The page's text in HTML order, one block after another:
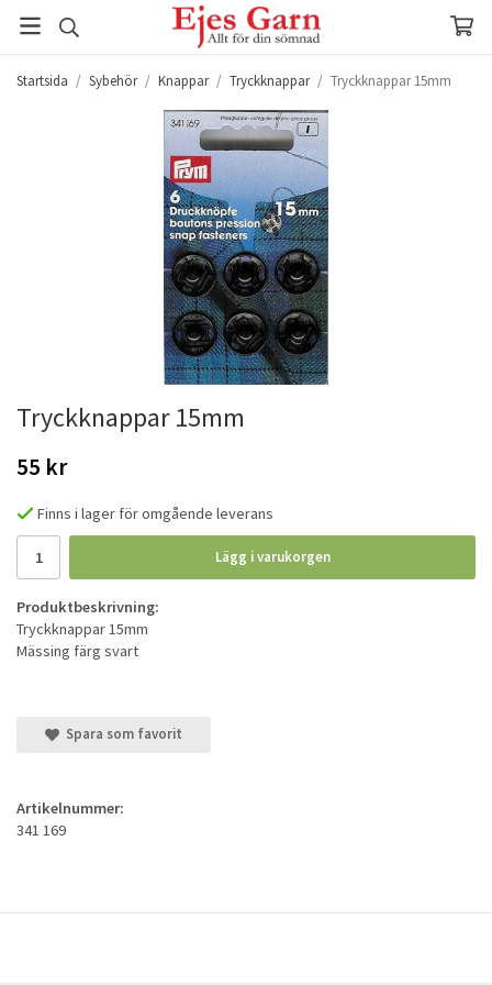
Startsida / Sybehör / Knappar / Tryckknappar / Tryckknappar 15mm
Tryckknappar 15mm
55 kr
Finns i lager för omgående leverans
Lägg i varukorgen
Produktbeskrivning:
Tryckknappar 15mm
Mässing färg svart
Spara som favorit
Artikelnummer:
341 169